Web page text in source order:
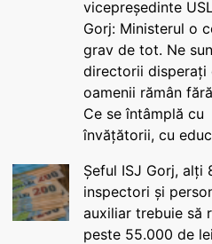
vicepreședinte
Gorj: Ministerul o
grav de tot. Ne
directorii disperați
oamenii rămân
Ce se întâmplă cu
învățătorii, cu
Șeful ISJ Gorj, alți
inspectori și
auxiliar trebuie să
peste 55.000 de